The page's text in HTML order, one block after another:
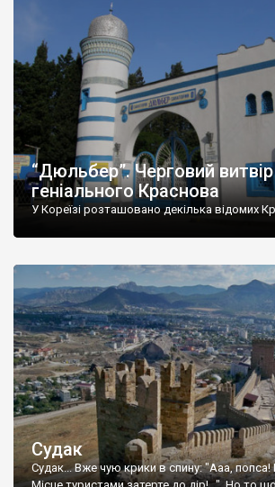
“Дюльбер”. Черговий витвір
геніального Краснова
У Кореїзі розташовано декілька відомих
Судак
Судак... Вже чую крики в спину: "Ааа,